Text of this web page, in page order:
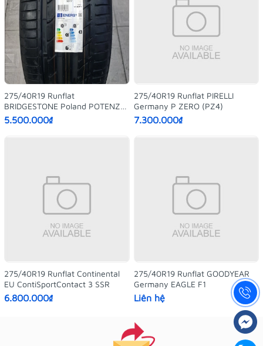
275/40R19 Runflat
BRIDGESTONE Poland POTENZA
S001
5.500.000₫
275/40R19 Runflat PIRELLI
Germany P ZERO (PZ4)
7.300.000₫
275/40R19 Runflat Continental
EU ContiSportContact 3 SSR
6.800.000₫
275/40R19 Runflat GOODYEAR
Germany EAGLE F1
Liên hệ